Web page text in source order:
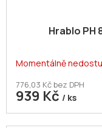
Hrablo PH
Momentálně
776,03 Kč bez DPH
939 Kč / ks